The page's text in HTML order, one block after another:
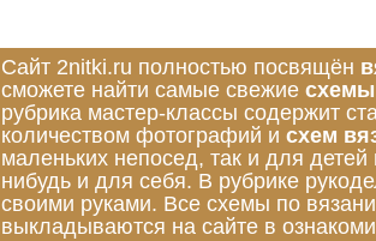
Сайт 2nitki.ru полностью посвящён
сможете найти самые свежие схемы
рубрика мастер-классы содержит
количеством фотографий и схем
маленьких непосед, так и для
нибудь и для себя. В рубрике
своими руками. Все схемы по
выкладываются на сайте в